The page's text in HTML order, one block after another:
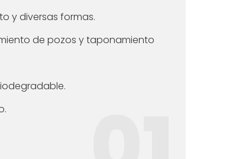
y diversas formas.
de pozos y taponamiento